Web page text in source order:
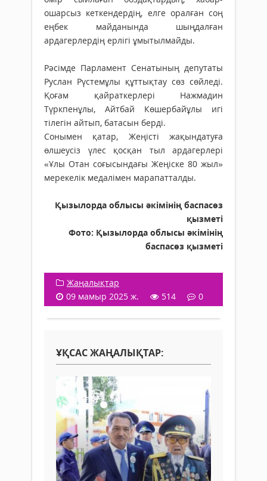
ошарсыз кеткендердің, елге оралған соң
еңбек майданында шыңдалған
ардагерлердің ерлігі ұмытылмайды.
Рәсімде Парламент Сенатының депутаты
Руслан Рүстемұлы құттықтау сөз сөйледі.
Қоғам қайраткерлері Нажмадин
Түркпенұлы, Айтбай Көшербайұлы игі
тілегін айтып, батасын берді.
Сонымен қатар, Жеңісті жақындатуға
өлшеусіз үлес қосқан тыл ардагерлері
«Ұлы Отан соғысындағы Жеңіске 80 жыл»
мерекелік медалімен марапатталды.
Қызылорда облысы әкімінің баспасөз
қызметі
Фото: Қызылорда облысы әкімінің
баспасөз қызметі
Жаңалықтар
09 мамыр 2025 ж.
514 0
ҰҚСАС ЖАҢАЛЫҚТАР: